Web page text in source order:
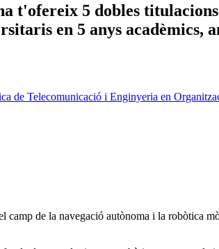
t'ofereix 5 dobles
en 5 anys acadèmics,
de Telecomunicació i Enginyeria en
camp de la navegació autònoma i la robòtica